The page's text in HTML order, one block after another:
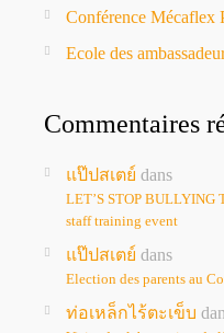
Conférence Mécaflex
Ecole des
Commentaires
แป๊ปสเตย์ dans
LET’S STOP BULLYING
staff training event
แป๊ปสเตย์ dans
Election des parents au
ท่อเหล็กไร้ตะเข็บ